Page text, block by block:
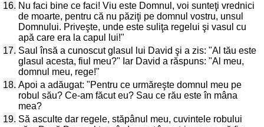
16. Nu faci bine ce faci! Viu este Domnul, voi sunteţi vrednici
de moarte, pentru că nu păziţi pe domnul vostru, unsul
Domnului. Priveşte, unde este suliţa regelui şi vasul cu
apă care era la capul lui!"
17. Saul însă a cunoscut glasul lui David şi a zis: "Al tău este
glasul acesta, fiul meu?" Iar David a răspuns: "Al meu,
domnul meu, rege!"
18. Apoi a adăugat: "Pentru ce urmăreşte domnul meu pe
robul său? Ce-am făcut eu? Sau ce rău este în mâna
mea?
19. Să asculte dar regele, stăpânul meu, cuvintele robului